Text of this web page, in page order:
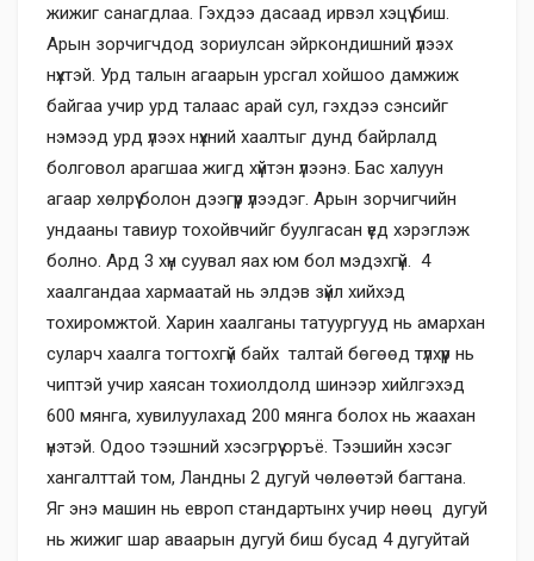
жижиг санагдлаа. Гэхдээ дасаад ирвэл хэцүү биш.
Арын зорчигчдод зориулсан эйркондишний үлээх
нүхтэй. Урд талын агаарын урсгал хойшоо дамжиж
байгаа учир урд талаас арай сул, гэхдээ сэнсийг
нэмээд урд үлээх нүхний хаалтыг дунд байрлалд
болговол арагшаа жигд хүйтэн үлээнэ. Бас халуун
агаар хөлрүү болон дээгүүр үлээдэг. Арын зорчигчийн
ундааны тавиур тохойвчийг буулгасан үед хэрэглэж
болно. Ард 3 хүн суувал яах юм бол мэдэхгүй. 4
хаалгандаа хармаатай нь элдэв зүйл хийхэд
тохиромжтой. Харин хаалганы татуургууд нь амархан
суларч хаалга тогтохгүй байх талтай бөгөөд түлхүүр нь
чиптэй учир хаясан тохиолдолд шинээр хийлгэхэд
600 мянга, хувилуулахад 200 мянга болох нь жаахан
үнэтэй. Одоо тээшний хэсэгрүү оръё. Тээшийн хэсэг
хангалттай том, Ландны 2 дугуй чөлөөтэй багтана.
Яг энэ машин нь европ стандартынх учир нөөц дугуй
нь жижиг шар аваарын дугуй биш бусад 4 дугуйтай